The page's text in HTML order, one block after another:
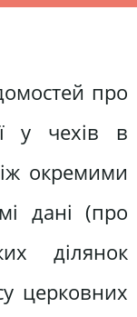
про
у чехів в
окремими
дані (про
ділянок
церковних